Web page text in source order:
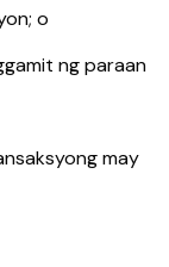
o
ng paraan
may